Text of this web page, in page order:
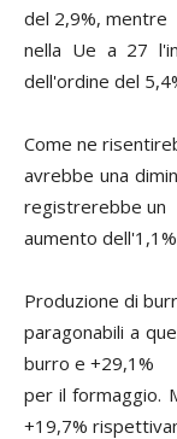
del 2,9%, mentre
nella Ue a 27
dell'ordine del
Come ne
avrebbe una
registrerebbe un
aumento
Produzione di
paragonabili a
burro e +29,1%
per il formaggio.
+19,7%